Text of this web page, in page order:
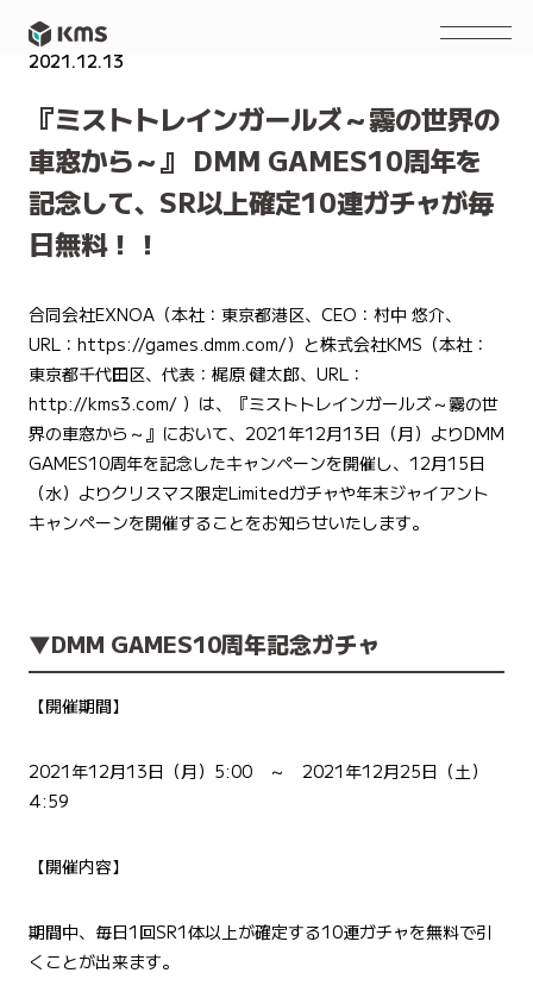
2021.12.13
『ミストトレインガールズ～霧の世界の
車窓から～』 DMM GAMES10周年を
記念して、SR以上確定10連ガチャが毎
日無料！！
合同会社EXNOA（本社：東京都港区、CEO：村中 悠介、
URL： https://games.dmm.com/）と株式会社KMS（本社：
東京都千代田区、代表：梶原 健太郎、URL：
http://kms3.com/ ）は、『ミストトレインガールズ～霧の世
界の車窓から～』において、2021年12月13日（月）よりDMM
GAMES10周年を記念したキャンペーンを開催し、12月15日
（水）よりクリスマス限定Limitedガチャや年末ジャイアント
キャンペーンを開催することをお知らせいたします。
▼DMM GAMES10周年記念ガチャ
【開催期間】
2021年12月13日（月）5:00 ～ 2021年12月25日（土）
4:59
【開催内容】
期間中、毎日1回SR1体以上が確定する10連ガチャを無料で引
くことが出来ます。